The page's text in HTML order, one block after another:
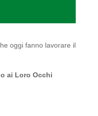
oggi fanno lavorare il
ai Loro Occhi